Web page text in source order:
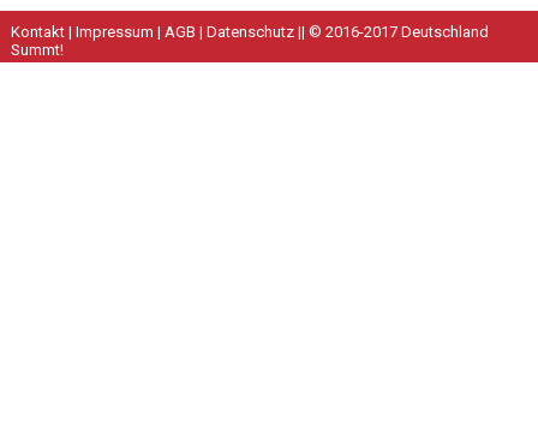
Kontakt| Impressum | AGB | Datenschutz|| © 2016-2017 Deutschland
Summt!